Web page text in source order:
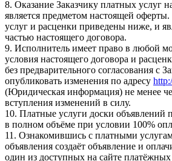
8. Оказание Заказчику платных услуг
является предметом настоящей
услуг и расценки приведены ниже, и
частью настоящего договора.
9. Исполнитель имеет право в любой
условия настоящего договора и
без предварительного согласования с
опубликовать изменения по адресу
(Юридическая информация) не менее
вступления изменений в силу.
10. Платные услуги доски объявлений
в полном объёме при условии 100%
11. Ознакомившись с платными
объявления создаёт объявление и
один из доступных на сайте платёжных